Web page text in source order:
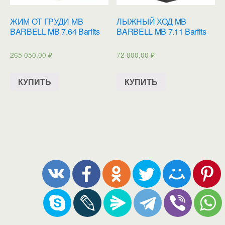
ЖИМ ОТ ГРУДИ MB
BARBELL MB 7.64 Barfits
265 050,00 ₽
КУПИТЬ
ЛЫЖНЫЙ ХОД MB
BARBELL MB 7.11 Barfits
72 000,00₽
КУПИТЬ